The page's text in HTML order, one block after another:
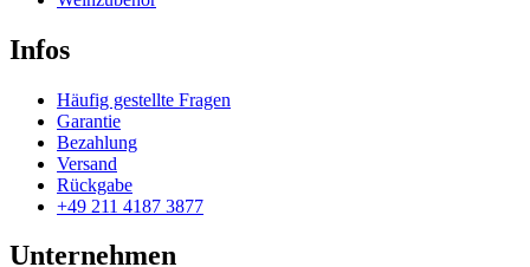
Infos
Häufig gestellte Fragen
Garantie
Bezahlung
Versand
Rückgabe
+49 211 4187 3877
Unternehmen